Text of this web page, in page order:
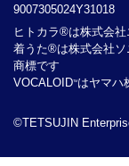
9007305024Y31018
ヒトカラ®は株式会
着うた®は株式会社
商標です
VOCALOIDTM はヤマハ
©TETSUJIN